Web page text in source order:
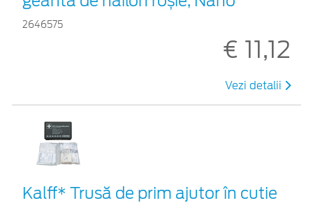
2646575
€ 11,12
Vezi detalii
Kalff* Trusă de prim ajutor în cutie